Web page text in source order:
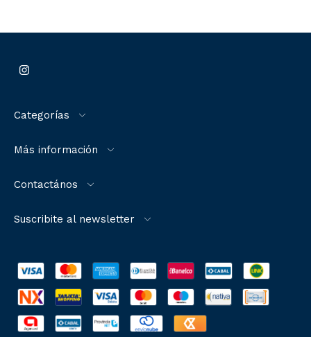
Categorías
Más información
Contactános
Suscribite al newsletter